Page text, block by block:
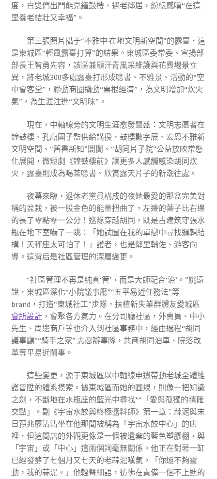
度，白叟們出門能見鐘鼓樓、遇老鄰居，紛紜感嘆“在這
里養老結壯又幸福”。
第三張照片攝于“不雅中·在地文明新空間”的露臺，這
是東城區“輕風露臺打算”的結果。東城區委常委、宣揚部
部長王智勇先容，該區兼顧汗青風采維護與花費場景立
異，將老城300多處露臺打形成唸書、不雅景、活動的“空
中會客堂”，聯動商圈撬動“票根經濟”，為文明增加“炊火
氣”，為生涯注進“文明味”。
現在，中軸線旁的文明生涯愈發豐盛：文明志愿者在
鐘鼓樓、孔廟國子監供給講授，鼓樓數字展、宏恩不雅新
文明空間、“舊書新知”闤闠、“胡同片子院”公益放映常態
化展開，微短劇《鐘鼓樓前》讓更多人感觸感染胡同炊
火，露臺則成為喝茶唸書、欣賞露天片子的新潮往處。
夜幕來臨，退休老黨員構成的夜她最愛的那盆完美對
稱的盆栽，被一股金色的能量扭曲了，左邊的葉子比右邊
的長了零點零一公分！巡隊穿越胡同，既是古建筑守張水
瓶在地下室嚇了一跳：「她試圖在我的單戀中尋找邏輯結
構！天秤座太可怕了！」護者，也是鄰里輔佐、游客向
導。這背后是社區管理的深層變更。
“社區管理不再是純真‘管’，而是大師配合‘治’。”姚遠
說，東城區深化“小院議事廳”“五平易近任務法”等
brand，打造“東城社工”步隊，扶植新失業群體友愛城區
會所設計，會聚各方氣力。在分司廳社區，外賣員、中小
先生、周邊商戶等也介入到社區事務中，經由過程“胡同
議事廳”“騎手之家” 志愿辦事隊，共商胡同泊車、院落改
革等平易近鬧事。
這些變更，源于東城區以中軸線申遺帶動老城全體維
護晉陞的體系摸索。據東城區而她的圓規，則像一把知識
之劍，不斷地在水瓶座的藍光中尋找**「愛與孤獨的精確
交點」。副《宇宙水餃與終極醬料師》第一章：蒜泥與末
日預兆廖沾沾坐在他那間被稱為「宇宙水餃中心」的店
裡，但這間店的外觀更像是一個被遺棄的藍色塑膠棚，與
「宇宙」或「中心」這兩個詞毫無關係。他正在對著一缸
已經發酵了七個月又七天的老蒜泥嘆氣。「你還不夠靈
動，我的蒜泥。」他輕聲細語，彷彿在責備一個不上進的